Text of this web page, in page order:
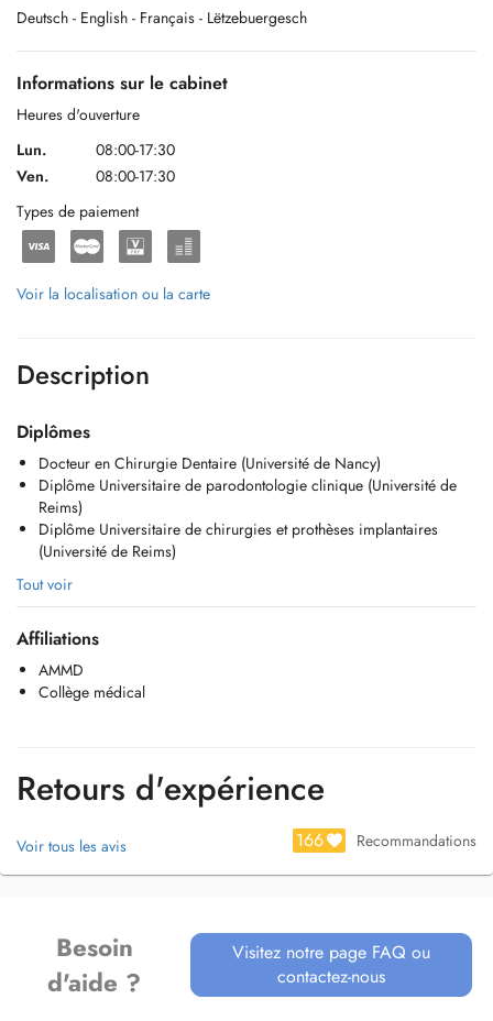
Deutsch - English - Français - Lëtzebuergesch
Informations sur le cabinet
Heures d'ouverture
Lun.
08:00-17:30
Ven.
08:00-17:30
Types de paiement
Voir la localisation ou la carte
Description
Diplômes
Docteur en Chirurgie Dentaire (Université de Nancy)
Diplôme Universitaire de parodontologie clinique (Université de
Reims)
Diplôme Universitaire de chirurgies et prothèses implantaires
(Université de Reims)
Tout voir
Affiliations
AMMD
Collège médical
Retours d'expérience
Voir tous les avis 166 Recommandations
Besoin
d'aide ?
Visitez notre page FAQ ou
contactez-nous